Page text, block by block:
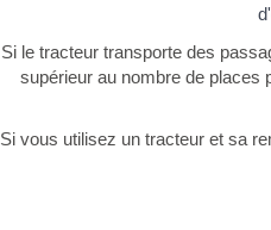
Si le tracteur transporte des
supérieur au nombre de places
Si vous utilisez un tracteur et sa